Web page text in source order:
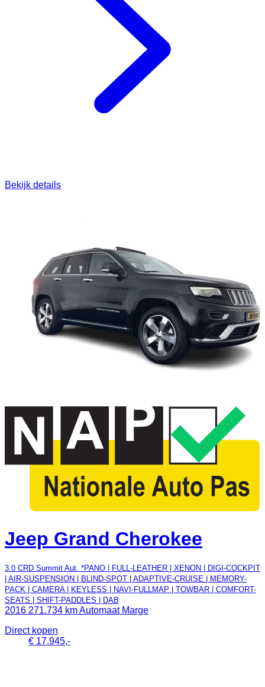
Bekijk details
Jeep Grand Cherokee
3.0 CRD Summit Aut. *PANO | FULL-LEATHER | XENON | DIGI-COCKPIT
| AIR-SUSPENSION | BLIND-SPOT | ADAPTIVE-CRUISE | MEMORY-
PACK | CAMERA | KEYLESS | NAVI-FULLMAP | TOWBAR | COMFORT-
SEATS | SHIFT-PADDLES | DAB
2016 271.734 kmAutomaat Marge
Direct kopen
€ 17.945,-